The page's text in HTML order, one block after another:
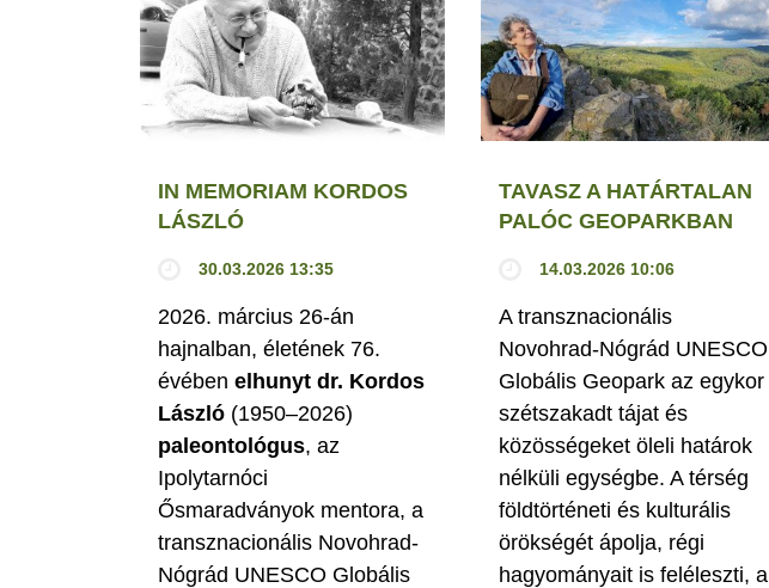
IN MEMORIAM KORDOS
LÁSZLÓ
30.03.2026 13:35
2026. március 26-án
hajnalban, életének 76.
évében elhunyt dr. Kordos
László (1950–2026)
paleontológus, az
Ipolytarnóci
Ősmaradványok mentora, a
transznacionális Novohrad-
Nógrád UNESCO Globális
TAVASZ A HATÁRTALAN
PALÓC GEOPARKBAN
14.03.2026 10:06
A transznacionális
Novohrad-Nógrád UNESCO
Globális Geopark az egykor
szétszakadt tájat és
közösségeket öleli határok
nélküli egységbe. A térség
földtörténeti és kulturális
örökségét ápolja, régi
hagyományait is feléleszti, a